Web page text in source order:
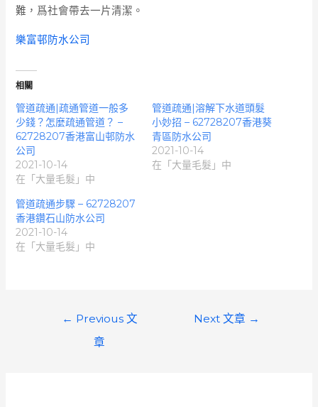
難，爲社會帶去一片清潔。
樂富邨防水公司
相關
管道疏通|疏通管道一般多
少錢？怎麼疏通管道？ –
62728207香港富山邨防水
公司
2021-10-14
在「大量毛髮」中
管道疏通|溶解下水道頭髮
小妙招 – 62728207香港葵
青區防水公司
2021-10-14
在「大量毛髮」中
管道疏通步驟 – 62728207
香港鑽石山防水公司
2021-10-14
在「大量毛髮」中
← Previous 文
章
Next 文章 →